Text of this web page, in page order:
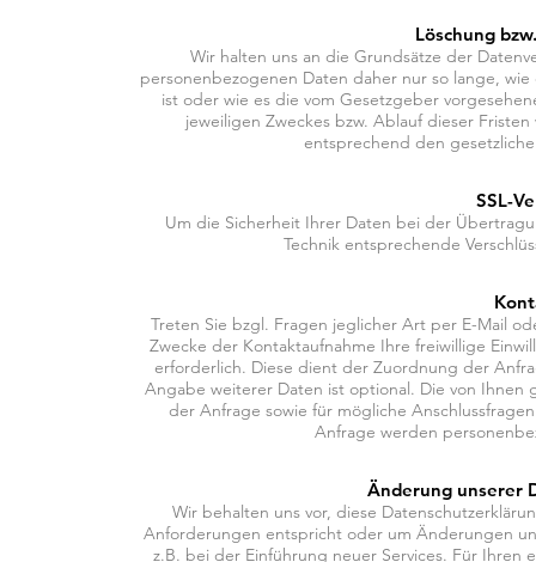
Löschung
Wir halten uns an die Grundsätze der
personenbezogenen Daten daher nur so lange,
ist oder wie es die vom Gesetzgeber
jeweiligen Zweckes bzw. Ablauf dieser
entsprechend den
SSL-
Um die Sicherheit Ihrer Daten bei der
Technik entsprechende
Treten Sie bzgl. Fragen jeglicher Art per E-Mail
Zwecke der Kontaktaufnahme Ihre freiwillige
erforderlich. Diese dient der Zuordnung der
Angabe weiterer Daten ist optional. Die von
der Anfrage sowie für mögliche
Anfrage werden
Änderung unserer
Wir behalten uns vor, diese
Anforderungen entspricht oder um Änderungen
z.B. bei der Einführung neuer Services. Für